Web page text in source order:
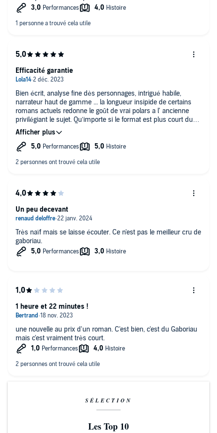
Bien écrit, analyse fine dès personnages, intrigué habile,
narrateur haut de gamme ... la longueur insipide de certains
romans actuels redonne le goût de vrai polars a l' ancienne
privilégiant le sujet. Qu’importe si le format est plus court du
moment qu'on gagne en qualité
Efficacité garantie
Très naïf mais se laisse écouter. Ce n'est pas le meilleur cru de
gaboriau.
Un peu decevant
une nouvelle au prix d'un roman. C'est bien, c'est du Gaboriau
mais c'est vraiment très court.
1 heure et 22 minutes !
SÉLECTION
Les Top 10